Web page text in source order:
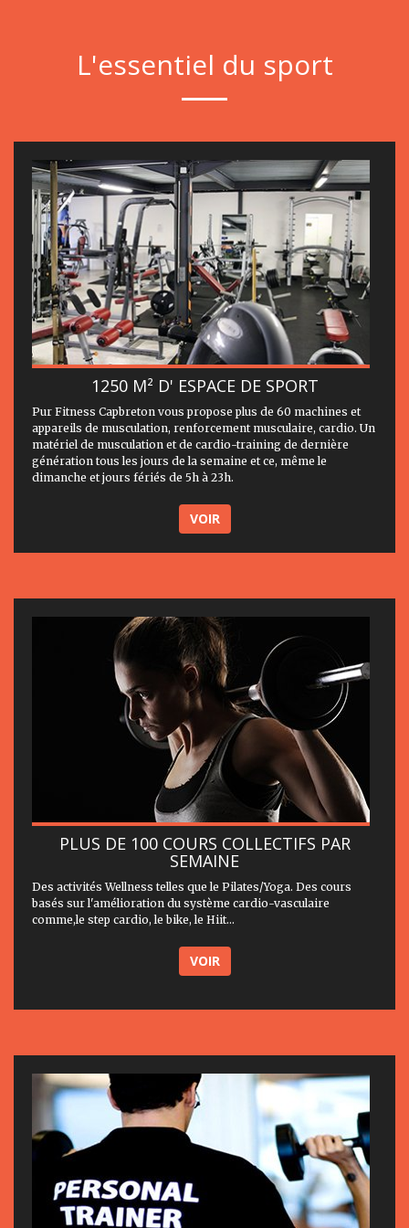
L'essentiel du sport
1250 M² D' ESPACE DE SPORT
Pur Fitness Capbreton vous propose plus de 60 machines et
appareils de musculation, renforcement musculaire, cardio. Un
matériel de musculation et de cardio-training de dernière
génération tous les jours de la semaine et ce, même le
dimanche et jours fériés de 5h à 23h.
VOIR
PLUS DE 100 COURS COLLECTIFS PAR
SEMAINE
Des activités Wellness telles que le Pilates/Yoga. Des cours
basés sur l'amélioration du système cardio-vasculaire
comme,le step cardio, le bike, le Hiit...
VOIR